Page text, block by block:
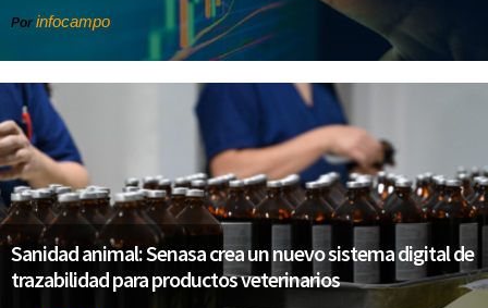
Por infocampo
Sanidad animal: Senasa crea un nuevo sistema digital de
trazabilidad para productos veterinarios